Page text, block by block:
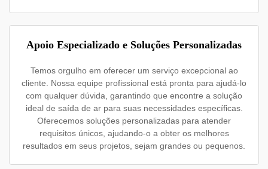
Apoio Especializado e Soluções Personalizadas
Temos orgulho em oferecer um serviço excepcional ao
cliente. Nossa equipe profissional está pronta para ajudá-lo
com qualquer dúvida, garantindo que encontre a solução
ideal de saída de ar para suas necessidades específicas.
Oferecemos soluções personalizadas para atender
requisitos únicos, ajudando-o a obter os melhores
resultados em seus projetos, sejam grandes ou pequenos.